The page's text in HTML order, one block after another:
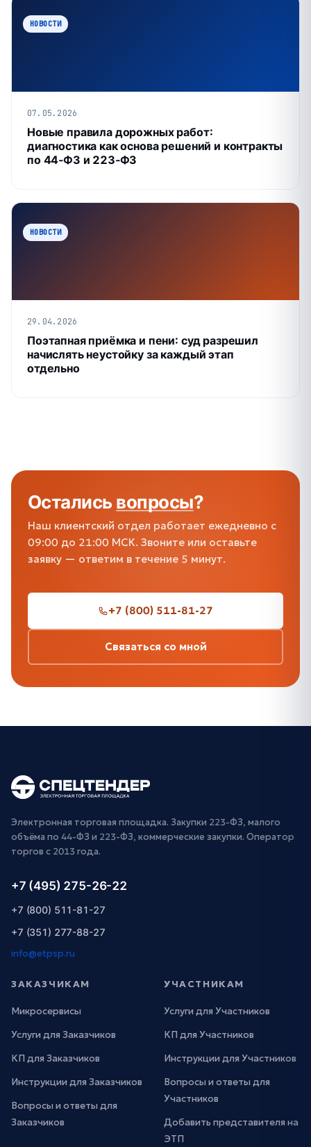
НОВОСТИ
07.05.2026
Новые правила дорожных работ:
диагностика как основа решений и контракты
по 44‑ФЗ и 223‑ФЗ
НОВОСТИ
29.04.2026
Поэтапная приёмка и пени: суд разрешил
начислять неустойку за каждый этап
отдельно
Осталисьвопросы?
Наш клиентский отдел работает ежедневно с
09:00 до 21:00 МСК. Звоните или оставьте
заявку — ответим в течение 5 минут.
+7 (800) 511-81-27
Связаться со мной
Электронная торговая площадка. Закупки 223-ФЗ, малого
объёма по 44-ФЗ и 223-ФЗ, коммерческие закупки. Оператор
торгов с 2013 года.
+7 (495) 275-26-22
+7 (800) 511-81-27
+7 (351) 277-88-27
info@etpsp.ru
ЗАКАЗЧИКАМ
Микросервисы
Услуги для Заказчиков
КП для Заказчиков
Инструкции для Заказчиков
Вопросы и ответы для
Заказчиков
УЧАСТНИКАМ
Услуги для Участников
КП для Участников
Инструкции для Участников
Вопросы и ответы для
Участников
Добавить представителя на
ЭТП